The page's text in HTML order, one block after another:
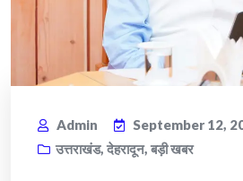
Admin
September 12,
उत्तराखंड, देहरादून, बड़ी खबर